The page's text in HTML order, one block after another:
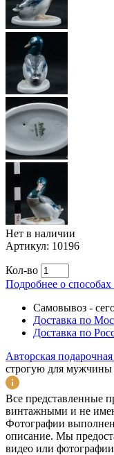
Нет в наличии
Артикул: 10196
Кол-во
Подробнее о
Самовывоз -
Доставка по
Доставка по
Авторская
строгую для
Все представленные
винтажными и не
Фотографии
описание. Мы
видео или